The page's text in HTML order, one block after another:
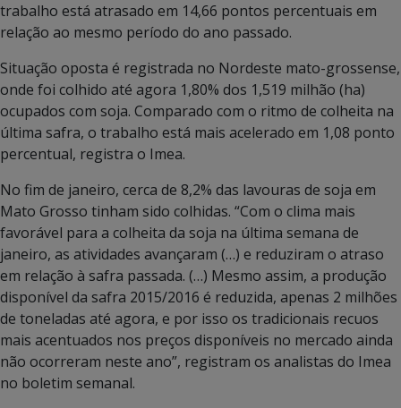
trabalho está atrasado em 14,66 pontos percentuais em
relação ao mesmo período do ano passado.
Situação oposta é registrada no Nordeste mato-grossense,
onde foi colhido até agora 1,80% dos 1,519 milhão (ha)
ocupados com soja. Comparado com o ritmo de colheita na
última safra, o trabalho está mais acelerado em 1,08 ponto
percentual, registra o Imea.
No fim de janeiro, cerca de 8,2% das lavouras de soja em
Mato Grosso tinham sido colhidas. “Com o clima mais
favorável para a colheita da soja na última semana de
janeiro, as atividades avançaram (…) e reduziram o atraso
em relação à safra passada. (…) Mesmo assim, a produção
disponível da safra 2015/2016 é reduzida, apenas 2 milhões
de toneladas até agora, e por isso os tradicionais recuos
mais acentuados nos preços disponíveis no mercado ainda
não ocorreram neste ano”, registram os analistas do Imea
no boletim semanal.